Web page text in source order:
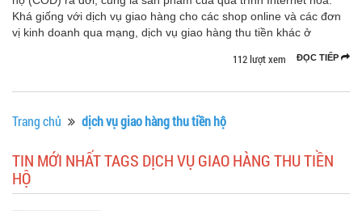
Khá giống với dịch vụ giao hàng cho các shop online và các đơn
vị kinh doanh qua mạng, dịch vụ giao hàng thu tiền khác ở
ĐỌC TIẾP
112 lượt xem
Trang chủ dịch vụ giao hàng thu tiền hộ
TIN MỚI NHẤT TAGS DỊCH VỤ GIAO HÀNG THU TIỀN
HỘ